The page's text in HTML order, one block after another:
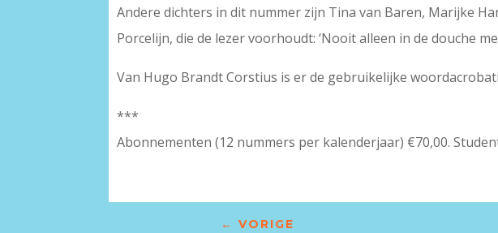
Andere dichters in dit nummer zijn Tina van Baren, Marijke
Porcelijn, die de lezer voorhoudt: ‘Nooit alleen in de douche
Van Hugo Brandt Corstius is er de gebruikelijke
***
Abonnementen (12 nummers per kalenderjaar) €70,00.
← VORIGE